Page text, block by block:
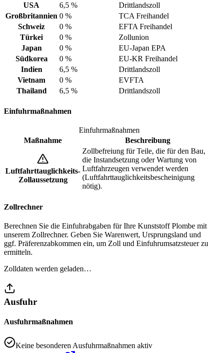
USA
6,5 %
Drittlandszoll
Großbritannien 0 %
TCA Freihandel
Schweiz
0 %
EFTA Freihandel
Türkei
0 %
Zollunion
Japan
0 %
EU-Japan EPA
Südkorea
0 %
EU-KR Freihandel
Indien
6,5 %
Drittlandszoll
Vietnam
0 %
EVFTA
Thailand
6,5 % Drittlandszoll
Einfuhrmaßnahmen
Einfuhrmaßnahmen
Maßnahme
Beschreibung
Luftfahrttauglichkeits-
Zollaussetzung
Zollbefreiung für Teile, die für den Bau,
die Instandsetzung oder Wartung von
Luftfahrzeugen verwendet werden
(Luftfahrttauglichkeitsbescheinigung
nötig).
Zollrechner
Berechnen Sie die Einfuhrabgaben für Ihre Kunststoff Plombe mit
unserem Zollrechner. Geben Sie Warenwert, Ursprungsland und
ggf. Präferenzabkommen ein, um Zoll und Einfuhrumsatzsteuer zu
ermitteln.
Zolldaten werden geladen…
Ausfuhr
Ausfuhrmaßnahmen
Keine besonderen Ausfuhrmaßnahmen aktiv